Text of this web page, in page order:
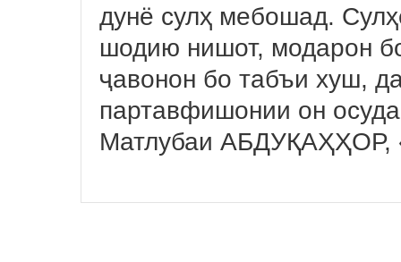
дунё сулҳ мебошад.
шодию нишот, модарон
ҷавонон бо табъи хуш,
партавфишонии он
Матлубаи АБДУҚАҲҲОР,